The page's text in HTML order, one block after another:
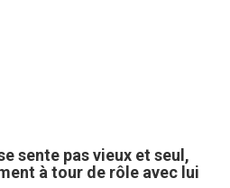
sente pas vieux et seul,
à tour de rôle avec lui